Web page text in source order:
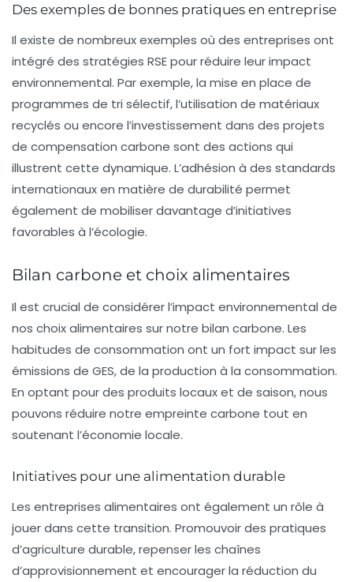
Des exemples de bonnes pratiques en entreprise
Il existe de nombreux exemples où des entreprises ont
intégré des stratégies RSE pour réduire leur impact
environnemental. Par exemple, la mise en place de
programmes de tri sélectif, l’utilisation de matériaux
recyclés ou encore l’investissement dans des projets
de compensation carbone sont des actions qui
illustrent cette dynamique. L’adhésion à des standards
internationaux en matière de durabilité permet
également de mobiliser davantage d’initiatives
favorables à l’écologie.
Bilan carbone et choix alimentaires
Il est crucial de considérer l’impact environnemental de
nos choix alimentaires sur notre bilan carbone. Les
habitudes de consommation ont un fort impact sur les
émissions de GES, de la production à la consommation.
En optant pour des produits locaux et de saison, nous
pouvons réduire notre empreinte carbone tout en
soutenant l’économie locale.
Initiatives pour une alimentation durable
Les entreprises alimentaires ont également un rôle à
jouer dans cette transition. Promouvoir des pratiques
d’agriculture durable, repenser les chaînes
d’approvisionnement et encourager la réduction du